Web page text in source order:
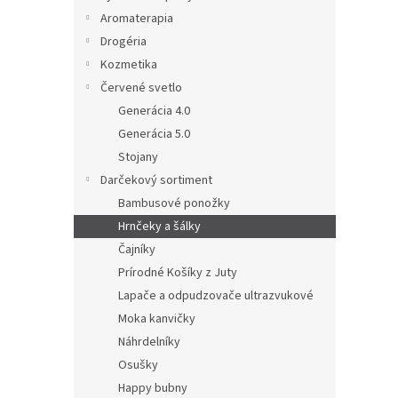
Aromaterapia
Drogéria
Kozmetika
Červené svetlo
Generácia 4.0
Generácia 5.0
Stojany
Darčekový sortiment
Bambusové ponožky
Hrnčeky a šálky
Čajníky
Prírodné Košíky z Juty
Lapače a odpudzovače ultrazvukové
Moka kanvičky
Náhrdelníky
Osušky
Happy bubny